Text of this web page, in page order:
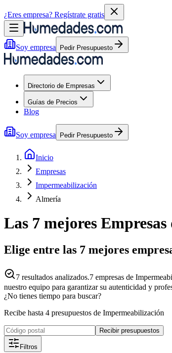
¿Eres empresa? Regístrate gratis
Soy empresa Pedir Presupuesto
Directorio de Empresas
Guías de Precios
Blog
Soy empresa Pedir Presupuesto
Inicio
Empresas
Impermeabilización
Almería
Las 7 mejores Empresas
Elige entre las 7 mejores
7 resultados analizados.7 empresas de
nuestro equipo para garantizar su autenticidad y
¿No tienes tiempo para buscar?
Recibe hasta 4 presupuestos de Impermeabilización
Recibir presupuestos
Filtros